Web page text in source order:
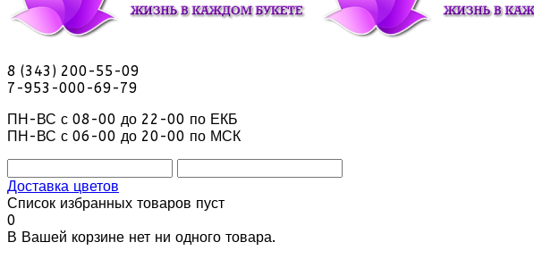
8 (343) 200-55-09
7-953-000-69-79
ПН-ВС с 08-00 до 22-00 по ЕКБ
ПН-ВС с 06-00 до 20-00 по МСК
Доставка цветов
Список избранных товаров пуст
0
В Вашей корзине нет ни одного товара.